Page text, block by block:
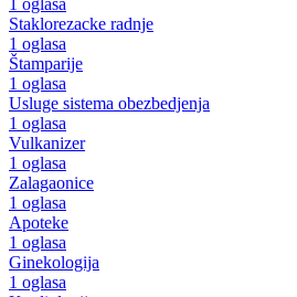
1 oglasa
Staklorezacke radnje
1 oglasa
Štamparije
1 oglasa
Usluge sistema obezbedjenja
1 oglasa
Vulkanizer
1 oglasa
Zalagaonice
1 oglasa
Apoteke
1 oglasa
Ginekologija
1 oglasa